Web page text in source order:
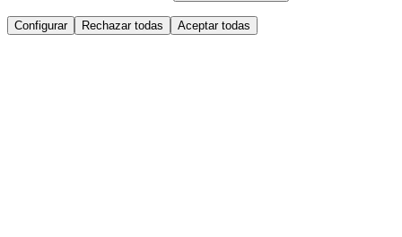
Configurar Rechazar todas Aceptar todas